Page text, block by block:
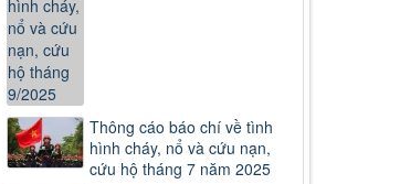
Thông cáo báo chí về tình
hình cháy, nổ và cứu nạn,
cứu hộ tháng 7 năm 2025